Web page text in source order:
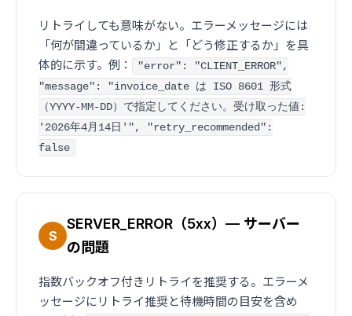
リトライしても意味がない。エラーメッセージには
「何が間違っているか」と「どう修正するか」を具
体的に示す。例：
"error": "CLIENT_ERROR",
"message": "invoice_date は ISO 8601 形式
（YYYY-MM-DD）で指定してください。受け取った値:
'2026年4月14日'", "retry_recommended":
false
S
SERVER_ERROR（5xx）— サーバー
の問題
指数バックオフ付きリトライを推奨する。エラーメ
ッセージにリトライ推奨と待機時間の目安を含め